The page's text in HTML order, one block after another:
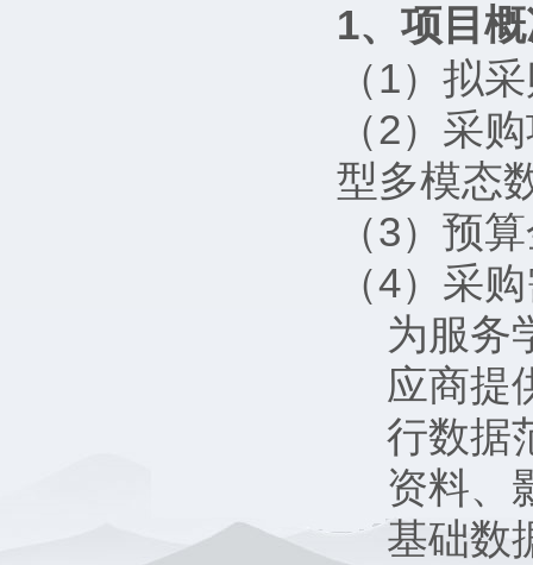
1、项目
（1）拟
（2）采
型多模态
（3）预
（4）采
为服务
应商提
行数据
资料、
基础数